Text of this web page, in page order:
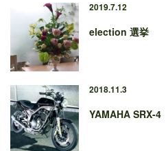
2019.7.12
election 選挙
2018.11.3
YAMAHA SRX-4